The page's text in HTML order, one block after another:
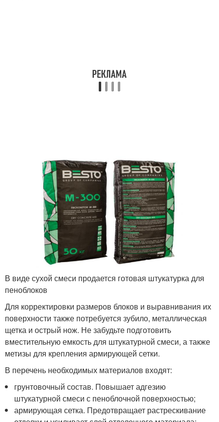
В виде сухой смеси продается готовая штукатурка для
пеноблоков
Для корректировки размеров блоков и выравнивания их
поверхности также потребуется зубило, металлическая
щетка и острый нож. Не забудьте подготовить
вместительную емкость для штукатурной смеси, а также
метизы для крепления армирующей сетки.
В перечень необходимых материалов входят:
грунтовочный состав. Повышает адгезию
штукатурной смеси с пеноблочной поверхностью;
армирующая сетка. Предотвращает растрескивание